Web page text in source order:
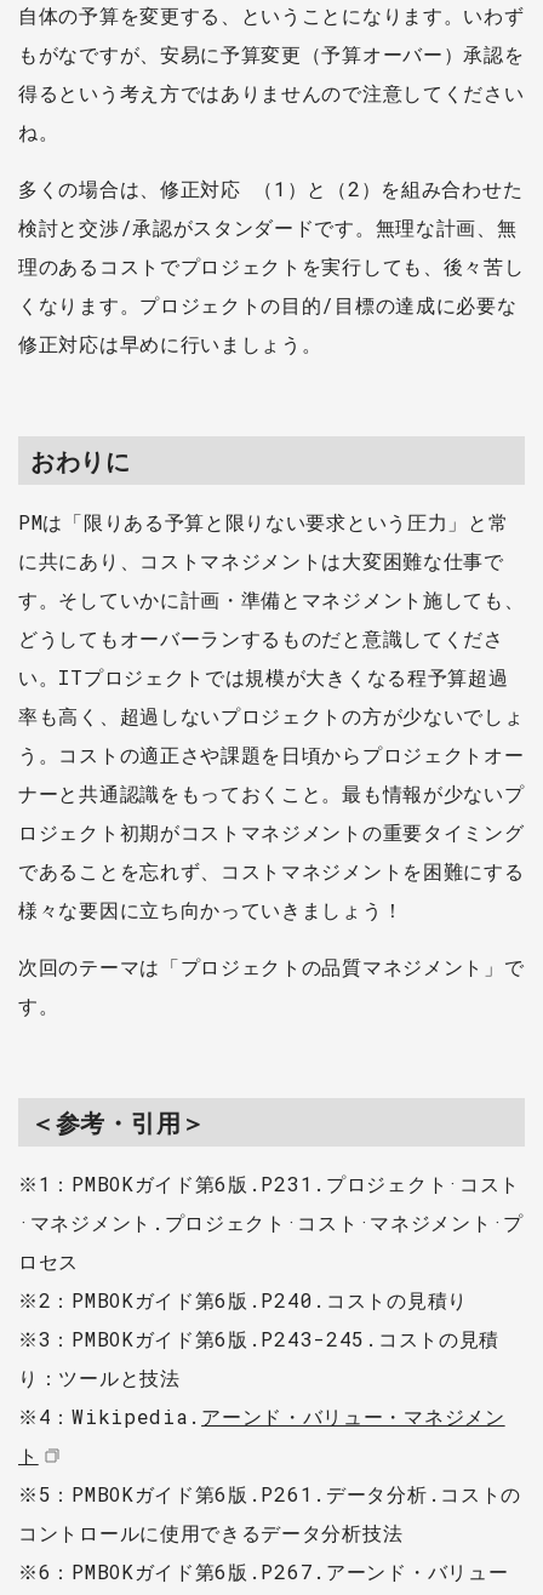
自体の予算を変更する、ということになります。いわず
もがなですが、安易に予算変更（予算オーバー）承認を
得るという考え方ではありませんので注意してください
ね。
多くの場合は、修正対応 （1）と（2）を組み合わせた
検討と交渉/承認がスタンダードです。無理な計画、無
理のあるコストでプロジェクトを実行しても、後々苦し
くなります。プロジェクトの目的/目標の達成に必要な
修正対応は早めに行いましょう。
おわりに
PMは「限りある予算と限りない要求という圧力」と常
に共にあり、コストマネジメントは大変困難な仕事で
す。そしていかに計画・準備とマネジメント施しても、
どうしてもオーバーランするものだと意識してくださ
い。ITプロジェクトでは規模が大きくなる程予算超過
率も高く、超過しないプロジェクトの方が少ないでしょ
う。コストの適正さや課題を日頃からプロジェクトオー
ナーと共通認識をもっておくこと。最も情報が少ないプ
ロジェクト初期がコストマネジメントの重要タイミング
であることを忘れず、コストマネジメントを困難にする
様々な要因に立ち向かっていきましょう！
次回のテーマは「プロジェクトの品質マネジメント」で
す。
＜参考・引用＞
※1：PMBOKガイド第6版.P231.プロジェクト·コスト
·マネジメント.プロジェクト·コスト·マネジメント·プ
ロセス
※2：PMBOKガイド第6版.P240.コストの見積り
※3：PMBOKガイド第6版.P243-245.コストの見積
り：ツールと技法
※4：Wikipedia. アーンド・バリュー・マネジメン
ト
※5：PMBOKガイド第6版.P261.データ分析.コストの
コントロールに使用できるデータ分析技法
※6：PMBOKガイド第6版.P267.アーンド・バリュー